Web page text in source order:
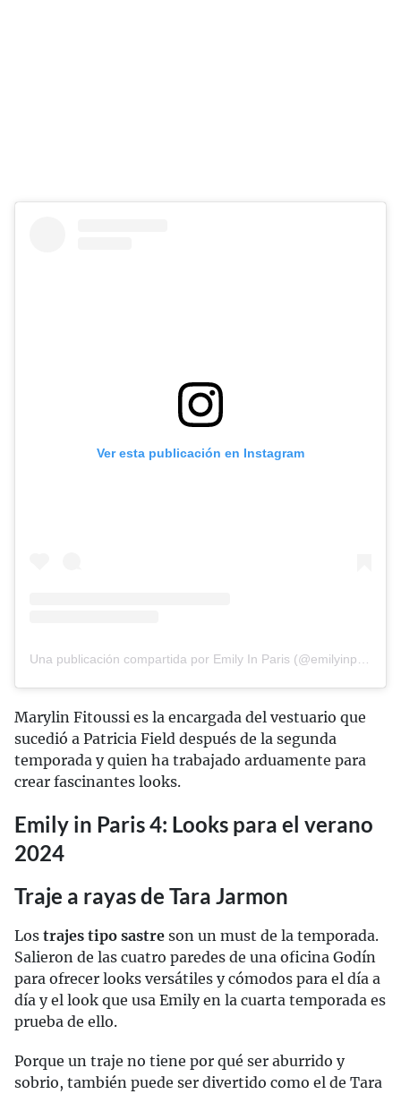
Ver esta publicación en Instagram
Marylin Fitoussi es la encargada del vestuario que
sucedió a Patricia Field después de la segunda
temporada y quien ha trabajado arduamente para
crear fascinantes looks.
Emily in Paris 4: Looks para el verano
2024
Traje a rayas de Tara Jarmon
Los trajes tipo sastre son un must de la temporada.
Salieron de las cuatro paredes de una oficina Godín
para ofrecer looks versátiles y cómodos para el día a
día y el look que usa Emily en la cuarta temporada es
prueba de ello.
Porque un traje no tiene por qué ser aburrido y
sobrio, también puede ser divertido como el de Tara